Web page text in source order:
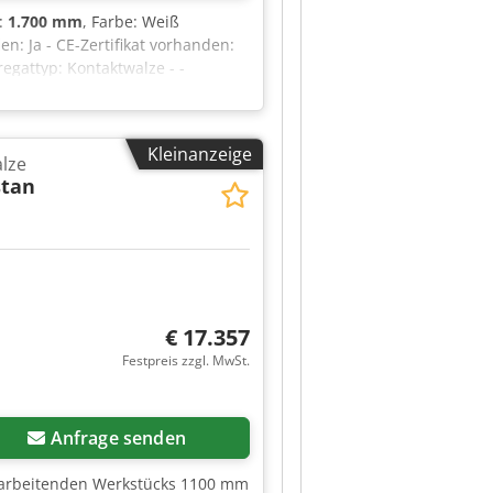
1.700 mm, Farbe: Weiß
Ja - CE-Zertifikat vorhanden:
Kontaktwalze - -
Gummi - -
[mm]: 1890 - -
[kW]: 18.5 - Max.
[mm]: 400 - Auslauftischlänge
- Transportmaße: 1700mm x
[Stk.]: 1 Finanzielle
aus dem Industriebereich
Kleinanzeige
€ 17.357
Festpreis zzgl. MwSt.
Anfrage senden
Werkstücks 1100 mm